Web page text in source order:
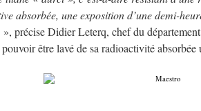
absorbée, une exposition d’une demi-
», précise Didier Leterq, chef du
pouvoir être lavé de sa radioactivité